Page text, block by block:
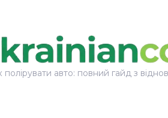
полірувати авто: повний гайд з